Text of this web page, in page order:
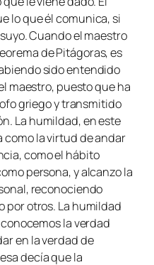
lo que él comunica, si
Cuando el maestro
de Pitágoras, es
sido entendido
maestro, puesto que ha
griego y transmitido
La humildad, en este
como la virtud deandar
como el hábito
persona, y alcanzo la
reconociendo
por otros. La humildad
la verdad
en la verdad de
decía que la